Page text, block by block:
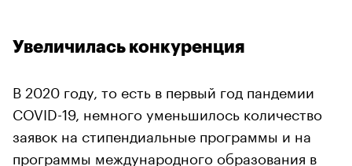
Увеличилась конкуренция
В 2020 году, то есть в первый год пандемии
COVID-19, немного уменьшилось количество
заявок на стипендиальные программы и на
программы международного образования в